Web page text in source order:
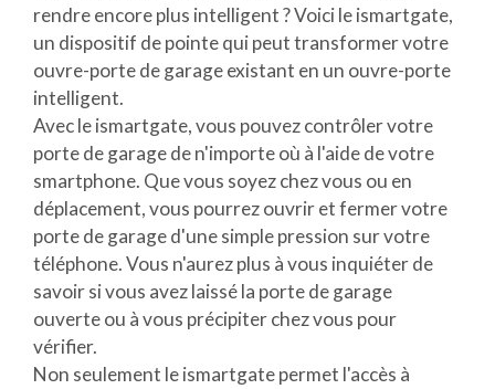
rendre encore plus intelligent ? Voici le ismartgate,
un dispositif de pointe qui peut transformer votre
ouvre-porte de garage existant en un ouvre-porte
intelligent.
Avec le ismartgate, vous pouvez contrôler votre
porte de garage de n'importe où à l'aide de votre
smartphone. Que vous soyez chez vous ou en
déplacement, vous pourrez ouvrir et fermer votre
porte de garage d'une simple pression sur votre
téléphone. Vous n'aurez plus à vous inquiéter de
savoir si vous avez laissé la porte de garage
ouverte ou à vous précipiter chez vous pour
vérifier.
Non seulement le ismartgate permet l'accès à